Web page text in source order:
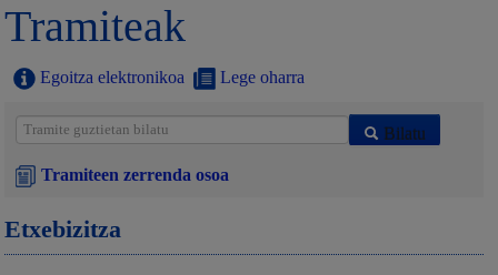
Tramiteak
Egoitza elektronikoa Lege oharra
Bilatu
Tramiteen zerrenda osoa
Etxebizitza